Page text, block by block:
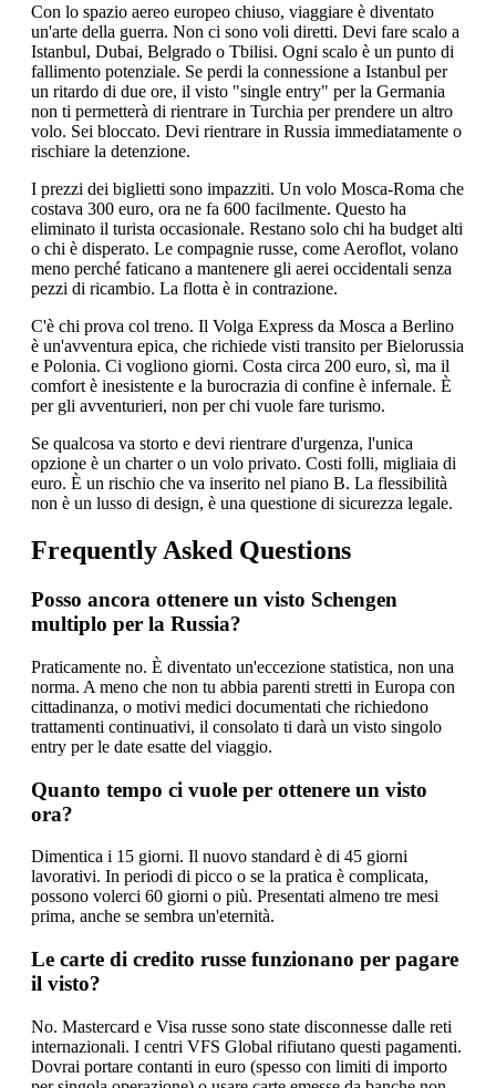
Con lo spazio aereo europeo chiuso, viaggiare è diventato
un'arte della guerra. Non ci sono voli diretti. Devi fare scalo a
Istanbul, Dubai, Belgrado o Tbilisi. Ogni scalo è un punto di
fallimento potenziale. Se perdi la connessione a Istanbul per
un ritardo di due ore, il visto "single entry" per la Germania
non ti permetterà di rientrare in Turchia per prendere un altro
volo. Sei bloccato. Devi rientrare in Russia immediatamente o
rischiare la detenzione.
I prezzi dei biglietti sono impazziti. Un volo Mosca-Roma che
costava 300 euro, ora ne fa 600 facilmente. Questo ha
eliminato il turista occasionale. Restano solo chi ha budget alti
o chi è disperato. Le compagnie russe, come Aeroflot, volano
meno perché faticano a mantenere gli aerei occidentali senza
pezzi di ricambio. La flotta è in contrazione.
C'è chi prova col treno. Il Volga Express da Mosca a Berlino
è un'avventura epica, che richiede visti transito per Bielorussia
e Polonia. Ci vogliono giorni. Costa circa 200 euro, sì, ma il
comfort è inesistente e la burocrazia di confine è infernale. È
per gli avventurieri, non per chi vuole fare turismo.
Se qualcosa va storto e devi rientrare d'urgenza, l'unica
opzione è un charter o un volo privato. Costi folli, migliaia di
euro. È un rischio che va inserito nel piano B. La flessibilità
non è un lusso di design, è una questione di sicurezza legale.
Frequently Asked Questions
Posso ancora ottenere un visto Schengen
multiplo per la Russia?
Praticamente no. È diventato un'eccezione statistica, non una
norma. A meno che non tu abbia parenti stretti in Europa con
cittadinanza, o motivi medici documentati che richiedono
trattamenti continuativi, il consolato ti darà un visto singolo
entry per le date esatte del viaggio.
Quanto tempo ci vuole per ottenere un visto
ora?
Dimentica i 15 giorni. Il nuovo standard è di 45 giorni
lavorativi. In periodi di picco o se la pratica è complicata,
possono volerci 60 giorni o più. Presentati almeno tre mesi
prima, anche se sembra un'eternità.
Le carte di credito russe funzionano per pagare
il visto?
No. Mastercard e Visa russe sono state disconnesse dalle reti
internazionali. I centri VFS Global rifiutano questi pagamenti.
Dovrai portare contanti in euro (spesso con limiti di importo